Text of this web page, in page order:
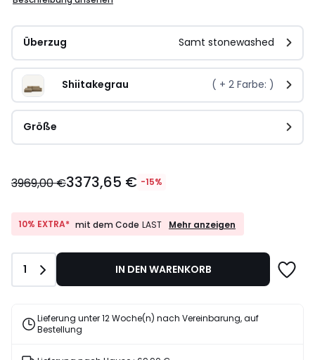
Überzug Samt stonewashed
Shiitakegrau ( + 2 Farbe: )
Größe
€
€
Rabatt
angewendet.
3969,00 €3373,65 € -15%
10% EXTRA* mit dem Code LAST
10%
Code
LAST
Mehr anzeigen
Anzahl
1 IN DEN WARENKORB
Lieferung unter 12 Woche(n) nach Vereinbarung, auf
Bestellung